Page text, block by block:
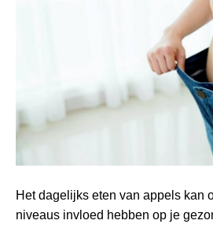
Het dagelijks eten van appels kan
niveaus invloed hebben op je